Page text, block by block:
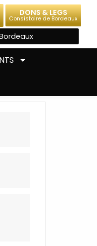
DONS & LEGS
Consistoire de Bordeaux